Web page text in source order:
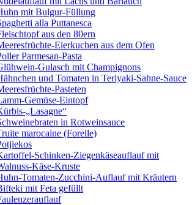
mit Bulgur-Füllung
alla Puttanesca
aus den 80ern
Eierkuchen aus dem Ofen
Parmesan-Pasta
Gulasch mit Champignons
und Tomaten in Teriyaki-Sahne-Sauce
Pasteten
Gemüse-Eintopf
„Lasagne“
in Rotweinsauce
marocaine (Forelle)
Schinken-Ziegenkäseauflauf mit
Käse-Kruste
Tomaten-Zucchini-Auflauf mit Kräutern
mit Feta gefüllt